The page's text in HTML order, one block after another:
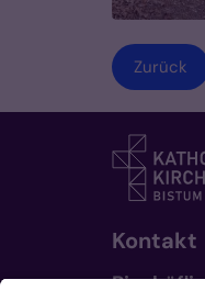
Zurück
Kontakt